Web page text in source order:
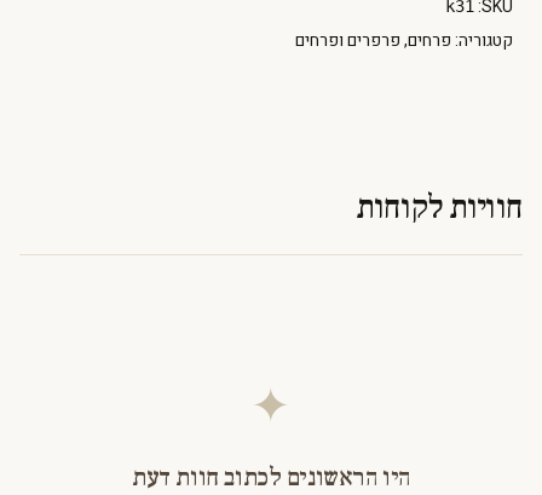
SKU:
k31
קטגוריה:פרחים,פרפרים ופרחים
חוויות לקוחות
✦
היו הראשונים לכתוב חוות דעת